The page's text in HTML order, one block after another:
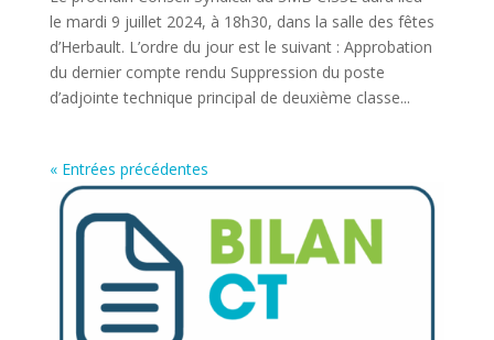
le mardi 9 juillet 2024, à 18h30, dans la salle des fêtes
d’Herbault. L’ordre du jour est le suivant : Approbation
du dernier compte rendu Suppression du poste
d’adjointe technique principal de deuxième classe...
« Entrées précédentes